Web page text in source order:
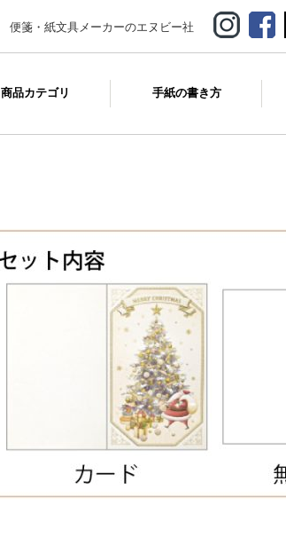
便箋・紙文具メーカーのエヌビー社
商品カテゴリ 手紙の書き方